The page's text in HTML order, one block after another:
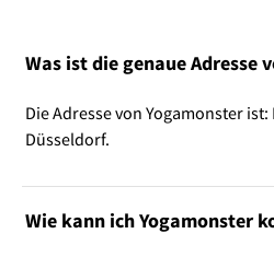
Was ist die genaue Adresse
Die Adresse von Yogamonster
Düsseldorf.
Wie kann ich Yogamonster